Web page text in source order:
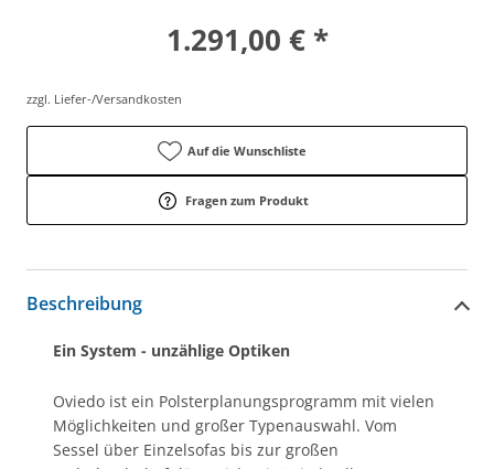
1.291,00 € *
zzgl. Liefer-/Versandkosten
Auf die Wunschliste
Fragen zum Produkt
Beschreibung
Ein System - unzählige Optiken
Oviedo ist ein Polsterplanungsprogramm mit vielen
Möglichkeiten und großer Typenauswahl. Vom
Sessel über Einzelsofas bis zur großen